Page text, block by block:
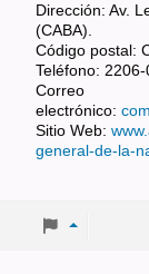
Dirección: Av.
(CABA).
Código postal:
Teléfono: 2206-
Correo
electrónico:
Sitio Web:
general-de-la-